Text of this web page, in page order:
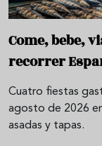
Come, bebe,
recorrer
Cuatro fiestas
agosto de 2026
asadas y tapas.